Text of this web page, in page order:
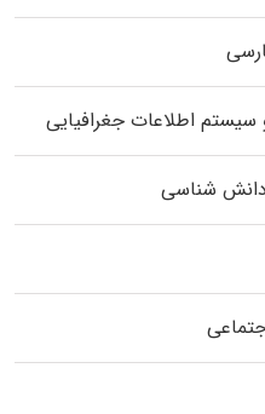
اطلاعات جغرافیایی
دانش شناسی